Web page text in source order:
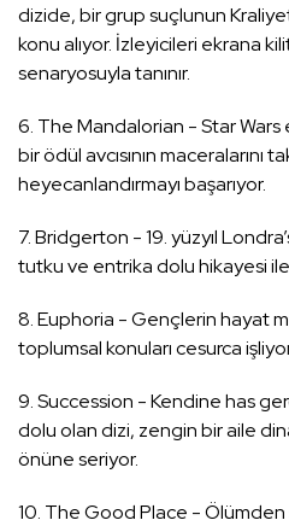
dizide, bir grup suçlunun
konu alıyor. İzleyicileri ekrana
senaryosuyla tanınır.
6. The Mandalorian - Star
bir ödül avcısının maceralarını
heyecanlandırmayı başarıyor.
7. Bridgerton - 19. yüzyıl
tutku ve entrika dolu hikayesi
8. Euphoria - Gençlerin hayat
toplumsal konuları cesurca
9. Succession - Kendine has
dolu olan dizi, zengin bir aile
önüne seriyor.
10. The Good Place - Ölümden